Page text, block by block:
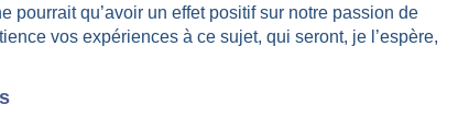
pourrait qu’avoir un effet positif sur notre passion de
vos expériences à ce sujet, qui seront, je l’espère,